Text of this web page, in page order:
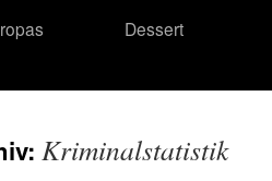
Dessert
Kriminalstatistik